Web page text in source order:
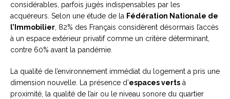
considérables, parfois jugés indispensables par les
acquéreurs. Selon une étude de la Fédération Nationale de
l’Immobilier, 82% des Français considèrent désormais l’accès
à un espace extérieur privatif comme un critère déterminant,
contre 60% avant la pandémie.
La qualité de l’environnement immédiat du logement a pris une
dimension nouvelle. La présence d’espaces verts à
proximité, la qualité de l’air ou le niveau sonore du quartier